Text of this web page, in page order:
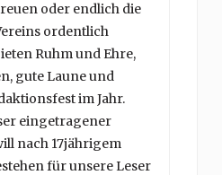
oder endlich die
ordentlich
Ruhm und Ehre,
gute Laune und
im Jahr.
eingetragener
nach 17jährigem
für unsere Leser